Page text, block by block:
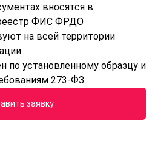
вносятся в
ФИС ФРДО
на всей территории
по установленному образцу и
273-ФЗ
заявку